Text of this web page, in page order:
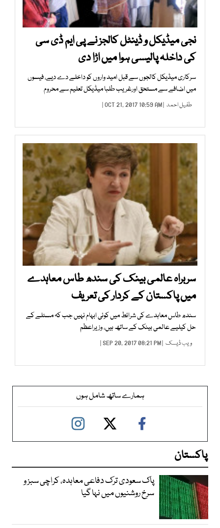
نجی میڈیکل و ڈینٹل کالجز نے پی ایم ڈی سی
کی داخلہ پالیسی ہوا میں اڑا دی
سرکاری میڈیکل کالجوں سے قبل امید واروں کو داخلے دے دیے، فیسوں
میں اضافے سے مستحق اورغریب طلبا میڈیکل تعلیم سے محروم
طفیل احمد | OCT 21, 2017 10:59 AM |
سربراہ عالمی بینک کی سندھ طاس معاہدے
میں پاکستان کے کردار کی تعریف
سندھ طاس معاہدے کی شرائط میں کوئی ابہام نہیں جب کہ مسئلے کے
حل کیلیے عالمی بینک کے ساتھ ہیں، وزیراعظم
ویب ڈیسک | SEP 20, 2017 08:21 PM |
ہمارے ساتھ شامل ہوں
پاکستان
پاک سعودی ترک دفاعی معاہدہ، کراچی سبز و
سرخ روشنیوں میں نہا گیا